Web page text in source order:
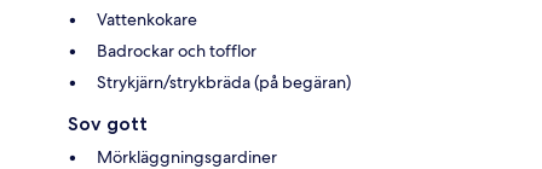
Vattenkokare
Badrockar och tofflor
Strykjärn/strykbräda (på begäran)
Sov gott
Mörkläggningsgardiner